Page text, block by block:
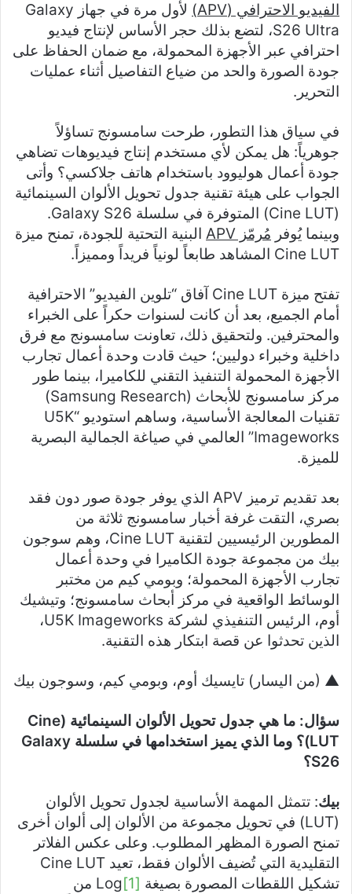
الفيديو الاحترافي (APV
)
لأول مرة في جهاز Galaxy
S26 Ultra، لتضع بذلك حجر الأساس لإنتاج فيديو
احترافي عبر الأجهزة المحمولة، مع ضمان الحفاظ على
جودة الصورة والحد من ضياع التفاصيل أثناء عمليات
التحرير.
في سياق هذا التطور، طرحت سامسونج تساؤلاً
جوهرياً: هل يمكن لأي مستخدم إنتاج فيديوهات تضاهي
جودة أعمال هوليوود باستخدام هاتف جلاكسي؟ وأتى
الجواب على هيئة تقنية جدول تحويل الألوان السينمائية
(Cine LUT) المتوفرة في سلسلة Galaxy S26.
وبينما يُوفر مُرمّز APV البنية التحتية للجودة، تمنح ميزة
Cine LUT المشاهد طابعاً لونياً فريداً ومميزاً.
تفتح ميزة Cine LUT آفاق “تلوين الفيديو” الاحترافية
أمام الجميع، بعد أن كانت لسنوات حكراً على الخبراء
والمحترفين. ولتحقيق ذلك، تعاونت سامسونج مع فرق
داخلية وخبراء دوليين؛ حيث قادت وحدة أعمال تجارب
الأجهزة المحمولة التنفيذ التقني للكاميرا، بينما طور
مركز سامسونج للأبحاث (Samsung Research)
تقنيات المعالجة الأساسية، وساهم استوديو “U5K
Imageworks” العالمي في صياغة الجمالية البصرية
للميزة.
بعد تقديم ترميز APV الذي يوفر جودة صور دون فقد
بصري، التقت غرفة أخبار سامسونج ثلاثة من
المطورين الرئيسيين لتقنية Cine LUT، وهم سوجون
بيك من مجموعة جودة الكاميرا في وحدة أعمال
تجارب الأجهزة المحمولة؛ وبومي كيم من مختبر
الوسائط الواقعية في مركز أبحاث سامسونج؛ وتيشيك
أوم، الرئيس التنفيذي لشركة U5K Imageworks،
الذين تحدثوا عن قصة ابتكار هذه التقنية.
▲ (من اليسار) تايسيك أوم، وبومي كيم، وسوجون بيك
سؤال: ما هي جدول تحويل الألوان السينمائية (Cine
LUT)؟ وما الذي يميز استخدامها في سلسلة Galaxy
S26؟
بيك: تتمثل المهمة الأساسية لجدول تحويل الألوان
(LUT) في تحويل مجموعة من الألوان إلى ألوان أخرى
تمنح الصورة المظهر المطلوب. وعلى عكس الفلاتر
التقليدية التي تُضيف الألوان فقط، تعيد Cine LUT
تشكيل اللقطات المصورة بصيغة Log [1]
من